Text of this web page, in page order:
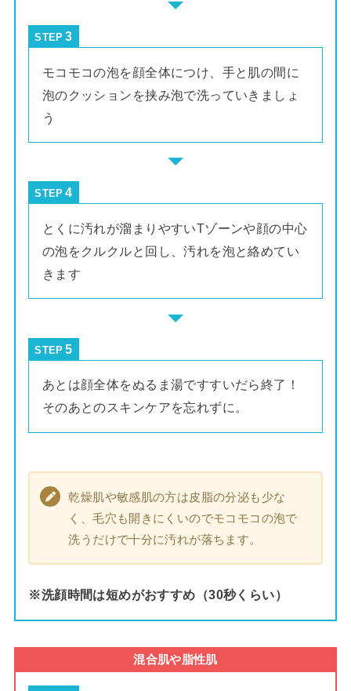
STEP
モコモコの泡を顔全体につけ、手と肌の間に
泡のクッションを挟み泡で洗っていきましょ
う
STEP
とくに汚れが溜まりやすいTゾーンや顔の中心
の泡をクルクルと回し、汚れを泡と絡めてい
きます
STEP
あとは顔全体をぬるま湯ですすいだら終了！
そのあとのスキンケアを忘れずに。
乾燥肌や敏感肌の方は皮脂の分泌も少な
く、毛穴も開きにくいのでモコモコの泡で
洗うだけで十分に汚れが落ちます。
※洗顔時間は短めがおすすめ（30秒くらい）
混合肌や脂性肌